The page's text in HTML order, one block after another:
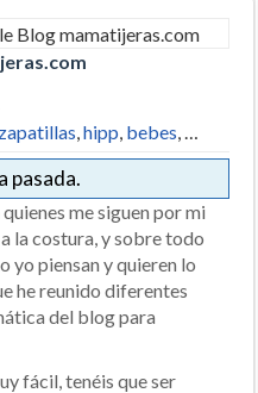
zapatillas,hipp, bebes, …
pasada.
me siguen por mi
la costura, y sobre todo
yo piensan y quieren lo
he reunido diferentes
del blog para
fácil, tenéis que ser